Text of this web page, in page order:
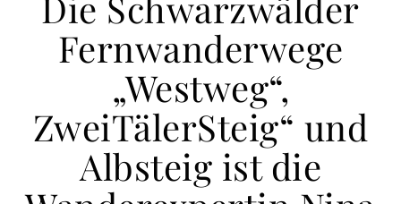
Fernwanderwege
„Westweg“,
ZweiTälerSteig“ und
Albsteig ist die